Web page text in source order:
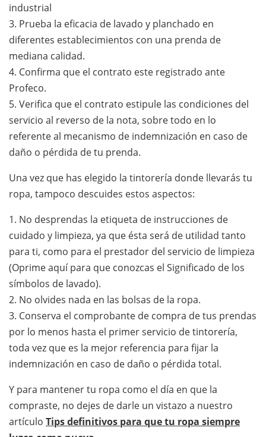
industrial
3. Prueba la eficacia de lavado y planchado en
diferentes establecimientos con una prenda de
mediana calidad.
4. Confirma que el contrato este registrado ante
Profeco.
5. Verifica que el contrato estipule las condiciones del
servicio al reverso de la nota, sobre todo en lo
referente al mecanismo de indemnización en caso de
daño o pérdida de tu prenda.
Una vez que has elegido la tintorería donde llevarás tu
ropa, tampoco descuides estos aspectos:
1. No desprendas la etiqueta de instrucciones de
cuidado y limpieza, ya que ésta será de utilidad tanto
para ti, como para el prestador del servicio de limpieza
(Oprime aquí para que conozcas el Significado de los
símbolos de lavado).
2. No olvides nada en las bolsas de la ropa.
3. Conserva el comprobante de compra de tus prendas
por lo menos hasta el primer servicio de tintorería,
toda vez que es la mejor referencia para fijar la
indemnización en caso de daño o pérdida total.
Y para mantener tu ropa como el día en que la
compraste, no dejes de darle un vistazo a nuestro
artículo Tips definitivos para que tu ropa siempre